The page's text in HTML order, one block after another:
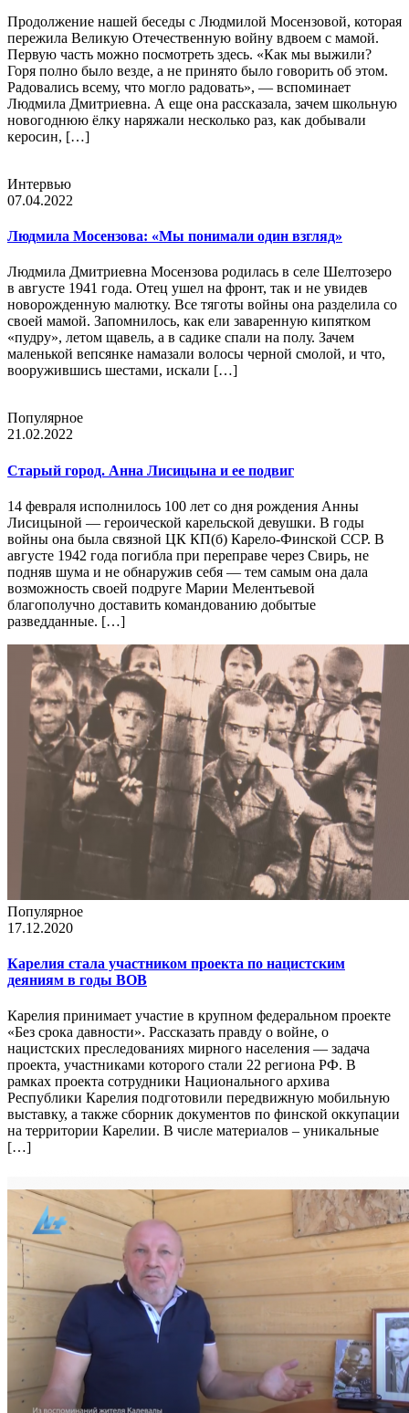
Продолжение нашей беседы с Людмилой Мосензовой, которая
пережила Великую Отечественную войну вдвоем с мамой.
Первую часть можно посмотреть здесь. «Как мы выжили?
Горя полно было везде, а не принято было говорить об этом.
Радовались всему, что могло радовать», — вспоминает
Людмила Дмитриевна. А еще она рассказала, зачем школьную
новогоднюю ёлку наряжали несколько раз, как добывали
керосин, […]
Интервью
07.04.2022
Людмила Мосензова: «Мы понимали один взгляд»
Людмила Дмитриевна Мосензова родилась в селе Шелтозеро
в августе 1941 года. Отец ушел на фронт, так и не увидев
новорожденную малютку. Все тяготы войны она разделила со
своей мамой. Запомнилось, как ели заваренную кипятком
«пудру», летом щавель, а в садике спали на полу. Зачем
маленькой вепсянке намазали волосы черной смолой, и что,
вооружившись шестами, искали […]
Популярное
21.02.2022
Старый город. Анна Лисицына и ее подвиг
14 февраля исполнилось 100 лет со дня рождения Анны
Лисицыной — героической карельской девушки. В годы
войны она была связной ЦК КП(б) Карело-Финской ССР. В
августе 1942 года погибла при переправе через Свирь, не
подняв шума и не обнаружив себя — тем самым она дала
возможность своей подруге Марии Мелентьевой
благополучно доставить командованию добытые
разведданные. […]
Популярное
17.12.2020
Карелия стала участником проекта по нацистским
деяниям в годы ВОВ
Карелия принимает участие в крупном федеральном проекте
«Без срока давности». Рассказать правду о войне, о
нацистских преследованиях мирного населения — задача
проекта, участниками которого стали 22 региона РФ. В
рамках проекта сотрудники Национального архива
Республики Карелия подготовили передвижную мобильную
выставку, а также сборник документов по финской оккупации
на территории Карелии. В числе материалов – уникальные
[…]